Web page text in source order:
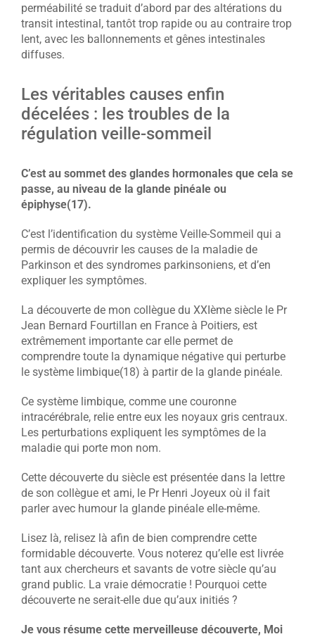
perméabilité se traduit d’abord par des altérations du
transit intestinal, tantôt trop rapide ou au contraire trop
lent, avec les ballonnements et gênes intestinales
diffuses.
Les véritables causes enfin
décelées : les troubles de la
régulation veille-sommeil
C’est au sommet des glandes hormonales que cela se
passe, au niveau de la glande pinéale ou
épiphyse(17).
C’est l’identification du système Veille-Sommeil qui a
permis de découvrir les causes de la maladie de
Parkinson et des syndromes parkinsoniens, et d’en
expliquer les symptômes.
La découverte de mon collègue du XXIème siècle le Pr
Jean Bernard Fourtillan en France à Poitiers, est
extrêmement importante car elle permet de
comprendre toute la dynamique négative qui perturbe
le système limbique(18) à partir de la glande pinéale.
Ce système limbique, comme une couronne
intracérébrale, relie entre eux les noyaux gris centraux.
Les perturbations expliquent les symptômes de la
maladie qui porte mon nom.
Cette découverte du siècle est présentée dans la lettre
de son collègue et ami, le Pr Henri Joyeux où il fait
parler avec humour la glande pinéale elle-même.
Lisez là, relisez là afin de bien comprendre cette
formidable découverte. Vous noterez qu’elle est livrée
tant aux chercheurs et savants de votre siècle qu’au
grand public. La vraie démocratie ! Pourquoi cette
découverte ne serait-elle due qu’aux initiés ?
Je vous résume cette merveilleuse découverte, Moi